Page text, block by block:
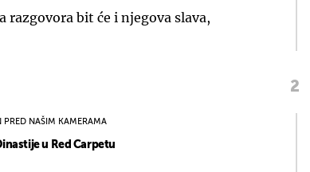
razgovora bit će i njegova slava,
PRED NAŠIM KAMERAMA
u Red Carpetu